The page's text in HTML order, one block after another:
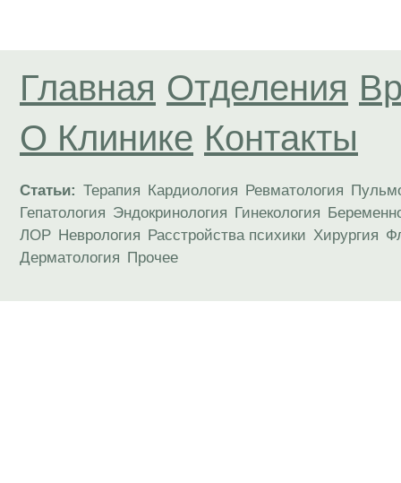
Главная Отделения
О Клинике Контакты
Статьи: Терапия Кардиология Ревматология
Гепатология Эндокринология Гинекология
ЛОР Неврология Расстройства психики Хирургия
Дерматология Прочее